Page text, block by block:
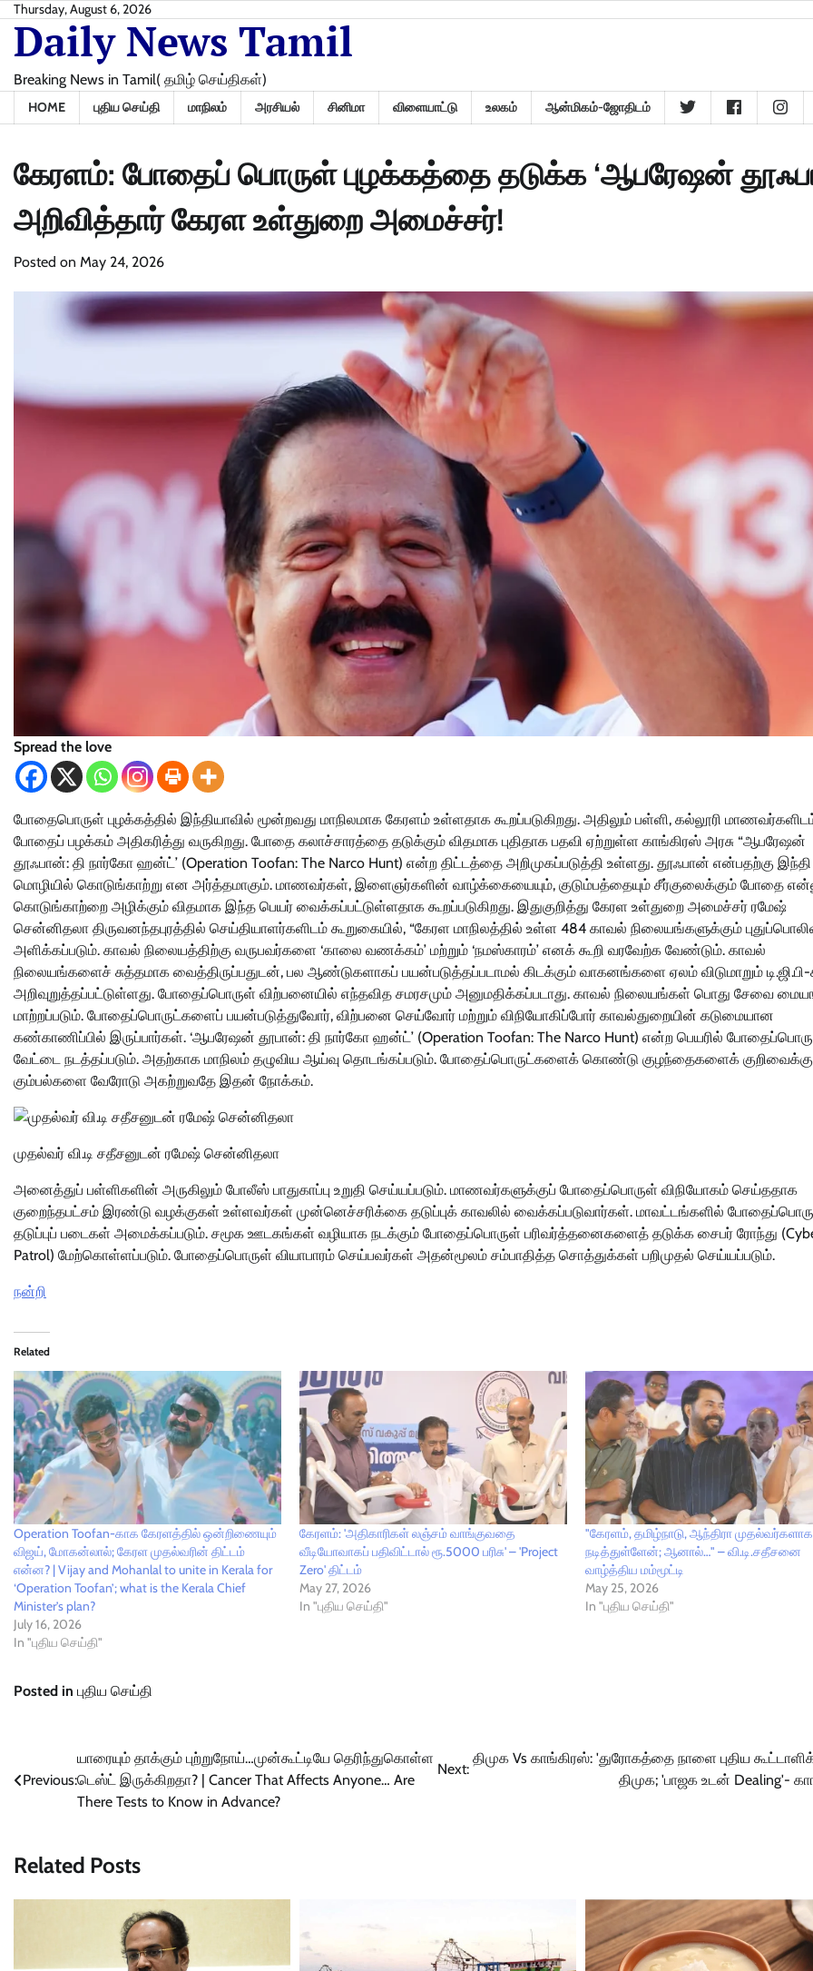
Skip
content
Thursday, August 6, 2026
Daily News Tamil
Breaking News in Tamil( தமிழ் செய்திகள்)
HOME புதிய செய்தி மாநிலம் அரசியல் சினிமா விளையாட்டு உலகம் ஆன்மிகம்-ஜோதிடம்
கேரளம்: போதைப் பொருள் புழக்கத்தை தடுக்க ‘ஆபரேஷன்
அறிவித்தார் கேரள உள்துறை அமைச்சர்!
Posted on May 24, 2026
Spread the love
போதைபொருள் புழக்கத்தில் இந்தியாவில் மூன்றவது மாநிலமாக கேரளம் உள்ளதாக கூறப்படுகிறது. அதிலும் பள்ளி, கல்லூரி
போதைப் பழக்கம் அதிகரித்து வருகிறது. போதை கலாச்சாரத்தை தடுக்கும் விதமாக புதிதாக பதவி ஏற்றுள்ள காங்கிரஸ் அரசு “ஆபரேஷன்
தூஃபான்: தி நார்கோ ஹன்ட்’ (Operation Toofan: The Narco Hunt) என்ற திட்டத்தை அறிமுகப்படுத்தி உள்ளது. தூஃபான் என்பதற்கு இந்தி
மொழியில் கொடுங்காற்று என அர்த்தமாகும். மாணவர்கள், இளைஞர்களின் வாழ்க்கையையும், குடும்பத்தையும் சீர்குலைக்கும் போதை
கொடுங்காற்றை அழிக்கும் விதமாக இந்த பெயர் வைக்கப்பட்டுள்ளதாக கூறப்படுகிறது. இதுகுறித்து கேரள உள்துறை அமைச்சர் ரமேஷ்
சென்னிதலா திருவனந்தபுரத்தில் செய்தியாளர்களிடம் கூறுகையில், “கேரள மாநிலத்தில் உள்ள 484 காவல் நிலையங்களுக்கும்
அளிக்கப்படும். காவல் நிலையத்திற்கு வருபவர்களை ‘காலை வணக்கம்’ மற்றும் ‘நமஸ்காரம்’ எனக் கூறி வரவேற்க வேண்டும். காவல்
நிலையங்களைச் சுத்தமாக வைத்திருப்பதுடன், பல ஆண்டுகளாகப் பயன்படுத்தப்படாமல் கிடக்கும் வாகனங்களை ஏலம் விடுமாறும் டி.ஜி.பி-
அறிவுறுத்தப்பட்டுள்ளது. போதைப்பொருள் விற்பனையில் எந்தவித சமரசமும் அனுமதிக்கப்படாது. காவல் நிலையங்கள் பொது சேவை
மாற்றப்படும். போதைப்பொருட்களைப் பயன்படுத்துவோர், விற்பனை செய்வோர் மற்றும் விநியோகிப்போர் காவல்துறையின் கடுமையான
கண்காணிப்பில் இருப்பார்கள். ‘ஆபரேஷன் தூபான்: தி நார்கோ ஹன்ட்’ (Operation Toofan: The Narco Hunt) என்ற பெயரில்
வேட்டை நடத்தப்படும். அதற்காக மாநிலம் தழுவிய ஆய்வு தொடங்கப்படும். போதைப்பொருட்களைக் கொண்டு குழந்தைகளைக்
கும்பல்களை வேரோடு அகற்றுவதே இதன் நோக்கம்.
முதல்வர் வி.டி சதீசனுடன் ரமேஷ் சென்னிதலா
அனைத்துப் பள்ளிகளின் அருகிலும் போலீஸ் பாதுகாப்பு உறுதி செய்யப்படும். மாணவர்களுக்குப் போதைப்பொருள் விநியோகம் செய்ததாக
குறைந்தபட்சம் இரண்டு வழக்குகள் உள்ளவர்கள் முன்னெச்சரிக்கை தடுப்புக் காவலில் வைக்கப்படுவார்கள். மாவட்டங்களில்
தடுப்புப் படைகள் அமைக்கப்படும். சமூக ஊடகங்கள் வழியாக நடக்கும் போதைப்பொருள் பரிவர்த்தனைகளைத் தடுக்க சைபர் ரோந்து
Patrol) மேற்கொள்ளப்படும். போதைப்பொருள் வியாபாரம் செய்பவர்கள் அதன்மூலம் சம்பாதித்த சொத்துக்கள் பறிமுதல் செய்யப்படும்.
நன்றி
Related
Operation Toofan-காக கேரளத்தில் ஒன்றிணையும்
விஜய், மோகன்லால்; கேரள முதல்வரின் திட்டம்
என்ன? | Vijay and Mohanlal to unite in Kerala for
‘Operation Toofan’; what is the Kerala Chief
Minister’s plan?
July 16, 2026
In "புதிய செய்தி"
கேரளம்: 'அதிகாரிகள் லஞ்சம் வாங்குவதை
வீடியோவாகப் பதிவிட்டால் ரூ.5000 பரிசு' – 'Project
Zero' திட்டம்
May 27, 2026
In "புதிய செய்தி"
"கேரளம், தமிழ்நாடு, ஆந்திரா முதல்வர்களாக
நடித்துள்ளேன்; ஆனால்…" – வி.டி.சதீசனை
வாழ்த்திய மம்மூட்டி
May 25, 2026
In "புதிய செய்தி"
Posted in புதிய செய்தி
navigation
Previous:
யாரையும் தாக்கும் புற்றுநோய்…முன்கூட்டியே தெரிந்துகொள்ள
டெஸ்ட் இருக்கிறதா? | Cancer That Affects Anyone… Are
There Tests to Know in Advance?
Next:
திமுக Vs காங்கிரஸ்: 'துரோகத்தை நாளை புதிய
திமுக; 'பாஜக உடன் Dealing'-
Related Posts